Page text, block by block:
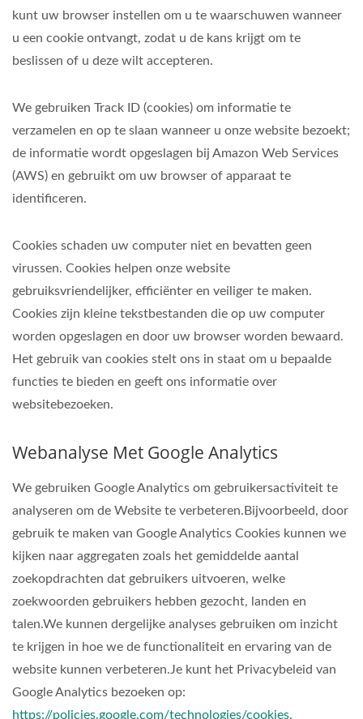
kunt uw browser instellen om u te waarschuwen wanneer
u een cookie ontvangt, zodat u de kans krijgt om te
beslissen of u deze wilt accepteren.
We gebruiken Track ID (cookies) om informatie te
verzamelen en op te slaan wanneer u onze website bezoekt;
de informatie wordt opgeslagen bij Amazon Web Services
(AWS) en gebruikt om uw browser of apparaat te
identificeren.
Cookies schaden uw computer niet en bevatten geen
virussen. Cookies helpen onze website
gebruiksvriendelijker, efficiënter en veiliger te maken.
Cookies zijn kleine tekstbestanden die op uw computer
worden opgeslagen en door uw browser worden bewaard.
Het gebruik van cookies stelt ons in staat om u bepaalde
functies te bieden en geeft ons informatie over
websitebezoeken.
Webanalyse Met Google Analytics
We gebruiken Google Analytics om gebruikersactiviteit te
analyseren om de Website te verbeteren.Bijvoorbeeld, door
gebruik te maken van Google Analytics Cookies kunnen we
kijken naar aggregaten zoals het gemiddelde aantal
zoekopdrachten dat gebruikers uitvoeren, welke
zoekwoorden gebruikers hebben gezocht, landen en
talen.We kunnen dergelijke analyses gebruiken om inzicht
te krijgen in hoe we de functionaliteit en ervaring van de
website kunnen verbeteren.Je kunt het Privacybeleid van
Google Analytics bezoeken op:
https://policies.google.com/technologies/cookies.